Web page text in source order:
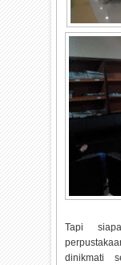
Tapi
dinikmati